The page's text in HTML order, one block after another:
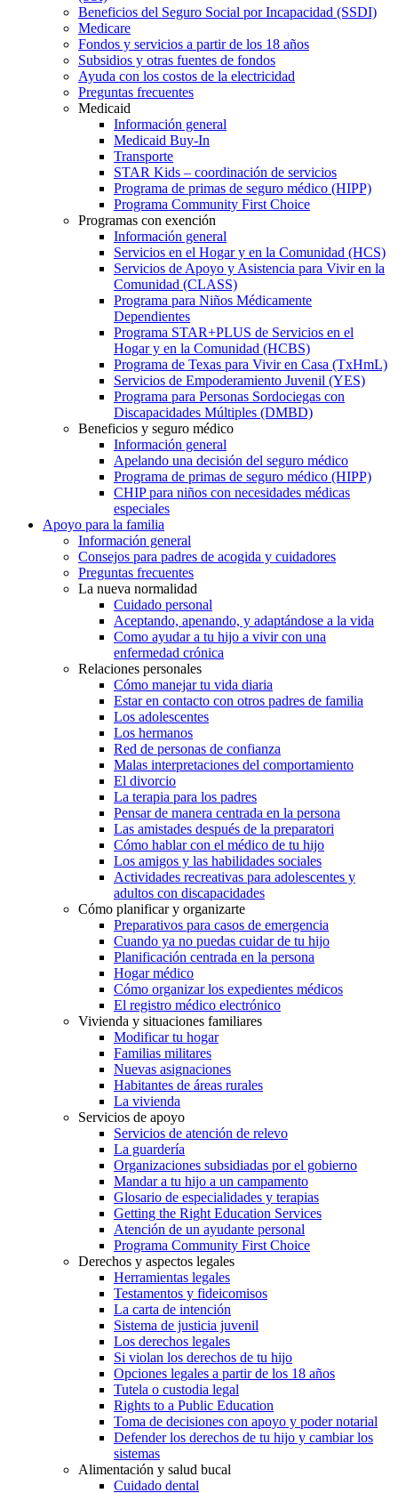
Beneficios del Seguro Social por Incapacidad (SSDI)
Medicare
Fondos y servicios a partir de los 18 años
Subsidios y otras fuentes de fondos
Ayuda con los costos de la electricidad
Preguntas frecuentes
Medicaid
Información general
Medicaid Buy-In
Transporte
STAR Kids – coordinación de servicios
Programa de primas de seguro médico (HIPP)
Programa Community First Choice
Programas con exención
Información general
Servicios en el Hogar y en la Comunidad (HCS)
Servicios de Apoyo y Asistencia para Vivir en la
Comunidad (CLASS)
Programa para Niños Médicamente
Dependientes
Programa STAR+PLUS de Servicios en el
Hogar y en la Comunidad (HCBS)
Programa de Texas para Vivir en Casa (TxHmL)
Servicios de Empoderamiento Juvenil (YES)
Programa para Personas Sordociegas con
Discapacidades Múltiples (DMBD)
Beneficios y seguro médico
Información general
Apelando una decisión del seguro médico
Programa de primas de seguro médico (HIPP)
CHIP para niños con necesidades médicas
especiales
Apoyo para la familia
Información general
Consejos para padres de acogida y cuidadores
Preguntas frecuentes
La nueva normalidad
Cuidado personal
Aceptando, apenando, y adaptándose a la vida
Como ayudar a tu hijo a vivir con una
enfermedad crónica
Relaciones personales
Cómo manejar tu vida diaria
Estar en contacto con otros padres de familia
Los adolescentes
Los hermanos
Red de personas de confianza
Malas interpretaciones del comportamiento
El divorcio
La terapia para los padres
Pensar de manera centrada en la persona
Las amistades después de la preparatori
Cómo hablar con el médico de tu hijo
Los amigos y las habilidades sociales
Actividades recreativas para adolescentes y
adultos con discapacidades
Cómo planificar y organizarte
Preparativos para casos de emergencia
Cuando ya no puedas cuidar de tu hijo
Planificación centrada en la persona
Hogar médico
Cómo organizar los expedientes médicos
El registro médico electrónico
Vivienda y situaciones familiares
Modificar tu hogar
Familias militares
Nuevas asignaciones
Habitantes de áreas rurales
La vivienda
Servicios de apoyo
Servicios de atención de relevo
La guardería
Organizaciones subsidiadas por el gobierno
Mandar a tu hijo a un campamento
Glosario de especialidades y terapias
Getting the Right Education Services
Atención de un ayudante personal
Programa Community First Choice
Derechos y aspectos legales
Herramientas legales
Testamentos y fideicomisos
La carta de intención
Sistema de justicia juvenil
Los derechos legales
Si violan los derechos de tu hijo
Opciones legales a partir de los 18 años
Tutela o custodia legal
Rights to a Public Education
Toma de decisiones con apoyo y poder notarial
Defender los derechos de tu hijo y cambiar los
sistemas
Alimentación y salud bucal
Cuidado dental